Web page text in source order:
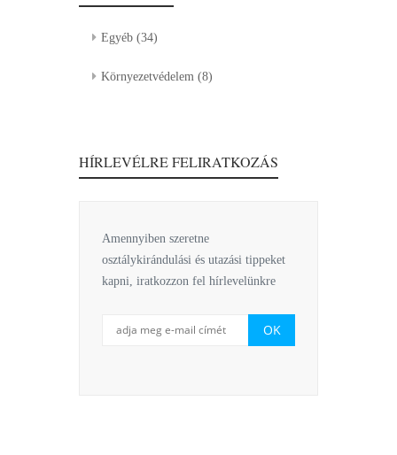
Egyéb (34)
Környezetvédelem (8)
HÍRLEVÉLRE FELIRATKOZÁS
Amennyiben szeretne
osztálykirándulási és utazási tippeket
kapni, iratkozzon fel hírlevelünkre